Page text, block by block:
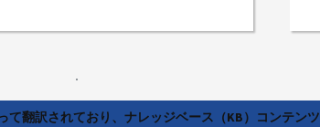
て翻訳されており、ナレッジベース（KB）コンテン